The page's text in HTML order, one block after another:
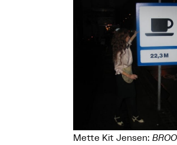
Mette Kit Jensen: